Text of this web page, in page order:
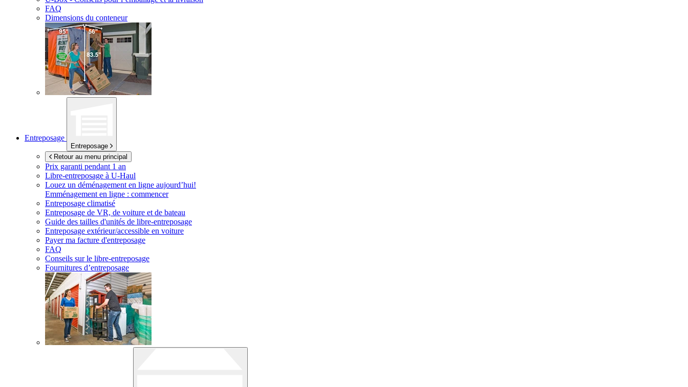
FAQ
Dimensions du conteneur
Entreposage
Entreposage
Retour au menu principal
Prix garanti pendant 1 an
Libre-entreposage à U-Haul
Louez un déménagement en ligne aujourd’hui!
Emménagement en ligne : commencer
Entreposage climatisé
Entreposage de VR, de voiture et de bateau
Guide des tailles d'unités de libre-entreposage
Entreposage extérieur/accessible en voiture
Payer ma facture d'entreposage
FAQ
Conseils sur le libre-entreposage
Fournitures d’entreposage